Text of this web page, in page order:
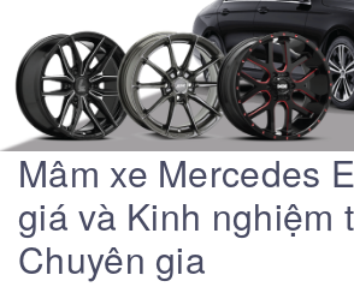
Mâm xe Mercedes
giá và Kinh nghiệm
Chuyên gia